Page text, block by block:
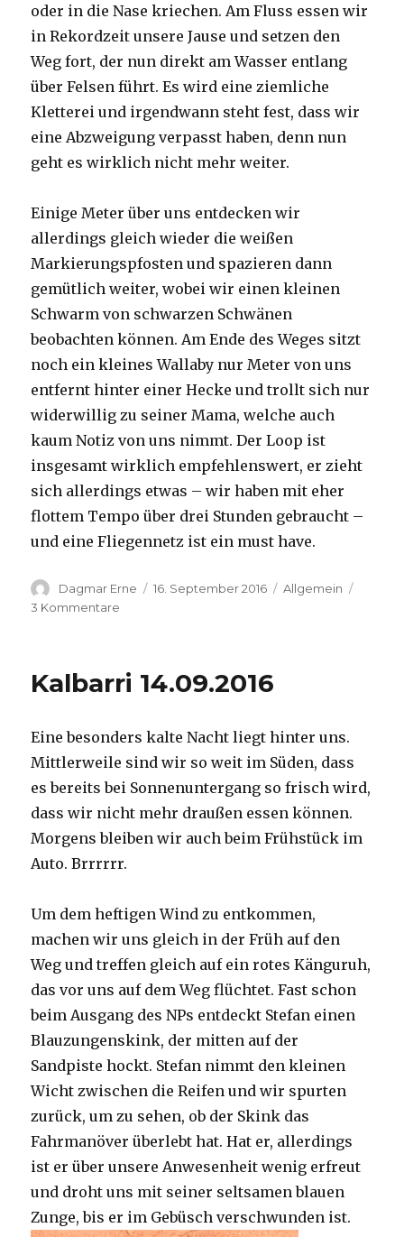
oder in die Nase kriechen. Am Fluss essen wir
in Rekordzeit unsere Jause und setzen den
Weg fort, der nun direkt am Wasser entlang
über Felsen führt. Es wird eine ziemliche
Kletterei und irgendwann steht fest, dass wir
eine Abzweigung verpasst haben, denn nun
geht es wirklich nicht mehr weiter.
Einige Meter über uns entdecken wir
allerdings gleich wieder die weißen
Markierungspfosten und spazieren dann
gemütlich weiter, wobei wir einen kleinen
Schwarm von schwarzen Schwänen
beobachten können. Am Ende des Weges sitzt
noch ein kleines Wallaby nur Meter von uns
entfernt hinter einer Hecke und trollt sich nur
widerwillig zu seiner Mama, welche auch
kaum Notiz von uns nimmt. Der Loop ist
insgesamt wirklich empfehlenswert, er zieht
sich allerdings etwas – wir haben mit eher
flottem Tempo über drei Stunden gebraucht –
und eine Fliegennetz ist ein must have.
Autor
Dagmar Erne
Veröffentlicht
16. September 2016 Kategorien
Allgemein
3 Kommentare
Kalbarri 14.09.2016
Eine besonders kalte Nacht liegt hinter uns.
Mittlerweile sind wir so weit im Süden, dass
es bereits bei Sonnenuntergang so frisch wird,
dass wir nicht mehr draußen essen können.
Morgens bleiben wir auch beim Frühstück im
Auto. Brrrrrr.
Um dem heftigen Wind zu entkommen,
machen wir uns gleich in der Früh auf den
Weg und treffen gleich auf ein rotes Känguruh,
das vor uns auf dem Weg flüchtet. Fast schon
beim Ausgang des NPs entdeckt Stefan einen
Blauzungenskink, der mitten auf der
Sandpiste hockt. Stefan nimmt den kleinen
Wicht zwischen die Reifen und wir spurten
zurück, um zu sehen, ob der Skink das
Fahrmanöver überlebt hat. Hat er, allerdings
ist er über unsere Anwesenheit wenig erfreut
und droht uns mit seiner seltsamen blauen
Zunge, bis er im Gebüsch verschwunden ist.